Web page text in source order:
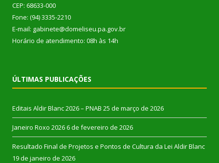
CEP: 68633-000
Fone: (94) 3335-2210
E-mail: gabinete@domeliseu.pa.gov.br
Horário de atendimento: 08h às 14h
ÚLTIMAS PUBLICAÇÕES
Editais Aldir Blanc 2026 – PNAB 25 de março de 2026
Janeiro Roxo 2026 6 de fevereiro de 2026
Resultado Final de Projetos e Pontos de Cultura da Lei Aldir Blanc
19 de janeiro de 2026